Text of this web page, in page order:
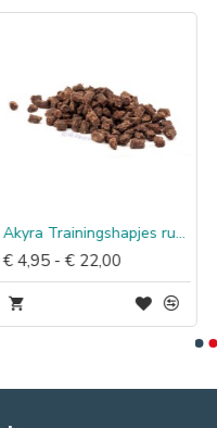
Akyra Trainingshapjes rund
€ 4,95 - € 22,00